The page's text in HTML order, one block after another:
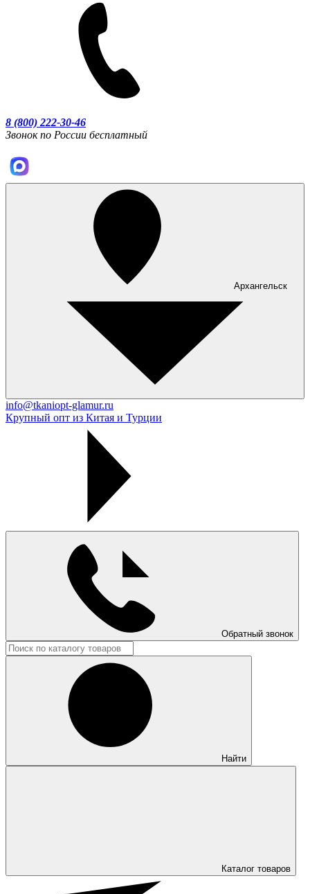
8 (800) 222-30-46
Звонок по России бесплатный
Архангельск
info@tkaniopt-glamur.ru
Крупный опт из Китая и Турции
Обратный звонок
Найти
Каталог товаров